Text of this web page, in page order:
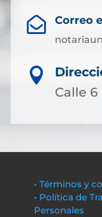
 Correo

Calle 6
• Términos y
• Política de
Personales